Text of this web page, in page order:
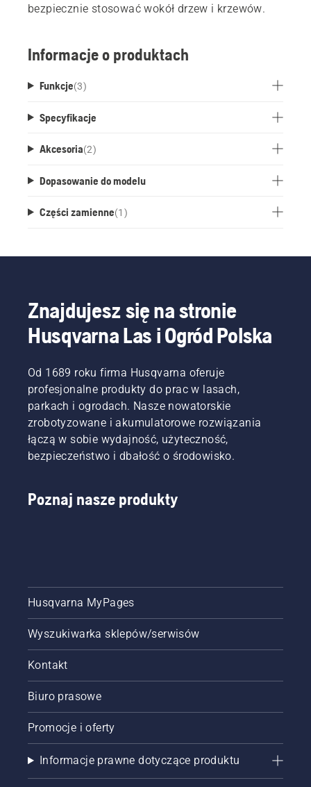
bezpiecznie stosować wokół drzew i krzewów.
Informacje o produktach
Funkcje(3)
Specyfikacje
Akcesoria(2)
Dopasowanie do modelu
Części zamienne(1 )
Znajdujesz się na stronie
Husqvarna Las i Ogród Polska
Od 1689 roku firma Husqvarna oferuje
profesjonalne produkty do prac w lasach,
parkach i ogrodach. Nasze nowatorskie
zrobotyzowane i akumulatorowe rozwiązania
łączą w sobie wydajność, użyteczność,
bezpieczeństwo i dbałość o środowisko.
Poznaj nasze produkty
Husqvarna MyPages
Wyszukiwarka sklepów/serwisów
Kontakt
Biuro prasowe
Promocje i oferty
Informacje prawne dotyczące produktu